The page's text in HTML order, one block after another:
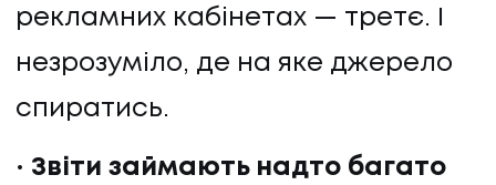
рекламних кабінетах — третє. І
незрозуміло, де на яке джерело
спиратись.
Звіти займають надто багато
КАР'ЄРА
ПРО НАС